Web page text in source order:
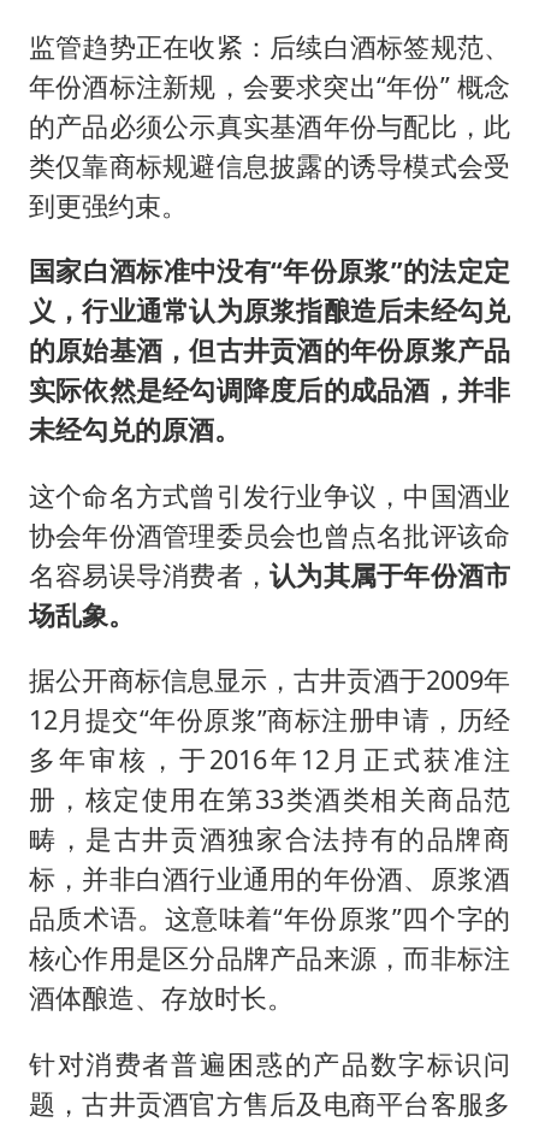
监管趋势正在收紧：后续白酒标签规范、
年份酒标注新规，会要求突出“年份” 概念
的产品必须公示真实基酒年份与配比，此
类仅靠商标规避信息披露的诱导模式会受
到更强约束。
国家白酒标准中没有“年份原浆”的法定定
义，行业通常认为原浆指酿造后未经勾兑
的原始基酒，但古井贡酒的年份原浆产品
实际依然是经勾调降度后的成品酒，并非
未经勾兑的原酒。
这个命名方式曾引发行业争议，中国酒业
协会年份酒管理委员会也曾点名批评该命
名容易误导消费者，认为其属于年份酒市
场乱象。
据公开商标信息显示，古井贡酒于2009年
12月提交“年份原浆”商标注册申请，历经
多年审核，于2016年12月正式获准注
册，核定使用在第33类酒类相关商品范
畴，是古井贡酒独家合法持有的品牌商
标，并非白酒行业通用的年份酒、原浆酒
品质术语。这意味着“年份原浆”四个字的
核心作用是区分品牌产品来源，而非标注
酒体酿造、存放时长。
针对消费者普遍困惑的产品数字标识问
题，古井贡酒官方售后及电商平台客服多